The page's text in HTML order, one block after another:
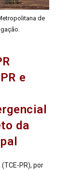
de
e
da
PR), por